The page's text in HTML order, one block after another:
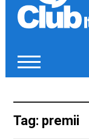
Tag: premii